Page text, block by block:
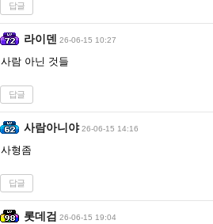
답글
라이덴 26-06-15 10:27
사람 아닌 것들
답글
사람아니야 26-06-15 14:16
사형좀
답글
롯데검 26-06-15 19:04